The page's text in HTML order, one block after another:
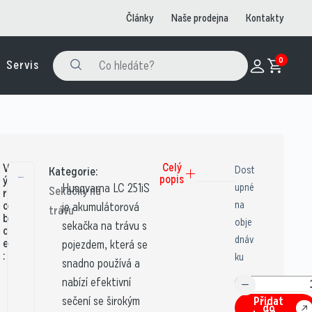
Články Naše prodejna Kontakty
Servis 0
V
ý
r
o
b
c
e
:
Kategorie:
Sekačky na
trávu
Husqvarna LC 251iS
je akumulátorová
sekačka na trávu s
pojezdem, která se
snadno používá a
nabízí efektivní
sečení se širokým
Celý
popis
Dost
upné
na
obje
dnáv
ku
Přidat
do